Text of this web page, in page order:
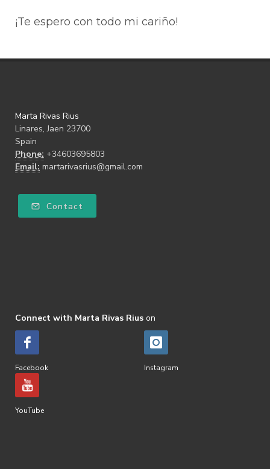
¡Te espero con todo mi cariño!
Marta Rivas Rius
Linares, Jaen 23700
Spain
Phone: +34603695803
Email: martarivasrius@gmail.com
Contact
Connect with Marta Rivas Rius on
Facebook Instagram
YouTube